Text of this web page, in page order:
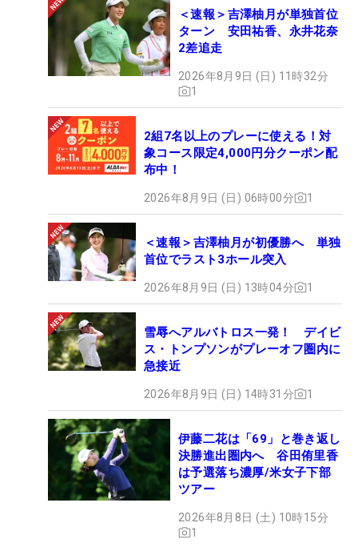
＜速報＞吉澤柚月が単独首位
ターン 安田祐香、永井花奈
2差追走
2026年8月9日 (日) 11時32分
1
2組7名以上のプレーに使える！対
象コース限定4,000円分クーポン配
布中！
2026年8月9日 (日) 06時00分 1
＜速報＞吉澤柚月が初優勝へ 単独
首位でラスト3ホール突入
2026年8月9日 (日) 13時04分 1
雪辱へアルバトロス一発！ デイビ
ス・トンプソンがプレーオフ圏内に
急接近
2026年8月9日 (日) 14時31分 1
伊藤二花は「69」と巻き返し
決勝進出圏内へ 谷田侑里香
は予選落ち濃厚/米女子下部
ツアー
2026年8月8日 (土) 10時15分
1